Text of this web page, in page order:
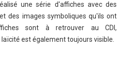
une série d'affiches avec des
des images symboliques qu'ils ont
sont à retrouver au CDI,
laïcité est également toujours visible.